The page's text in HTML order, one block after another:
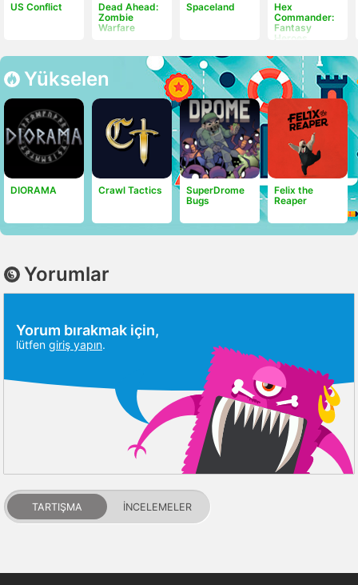
US Conflict
Dead Ahead:
Zombie
Warfare
Spaceland
Hex
Commander:
Fantasy
Heroes
Yükselen
DIORAMA Crawl Tactics
SuperDrome
Bugs
Felix the
Reaper
Yorumlar
Yorum bırakmak için,
lütfen giriş yapın.
TARTIŞMA İNCELEMELER